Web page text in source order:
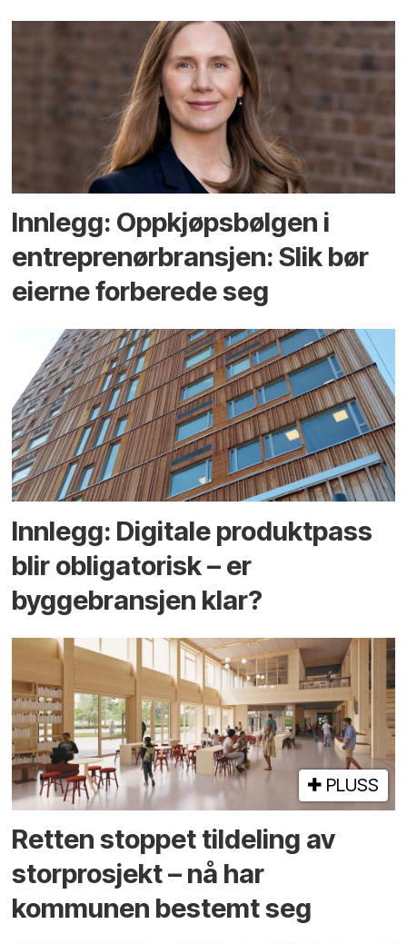
Innlegg: Oppkjøps­bølgen i
entreprenør­bransjen: Slik bør
eierne forberede seg
Innlegg: Digitale produktpass
blir obligatorisk – er
byggebransjen klar?
PLUSS
Retten stoppet tildeling av
storprosjekt – nå har
kommunen bestemt seg